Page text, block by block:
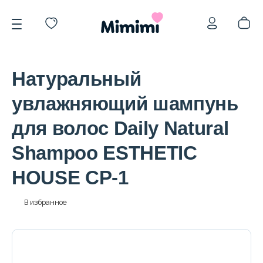
*OVERSTOCK -30%
Уход за лицом
Натуральный
увлажняющий шампунь
для волос Daily Natural
Shampoo ESTHETIC
HOUSE СР-1
В избранное